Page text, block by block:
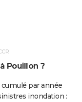
1 j Oui
Pouillon ?
cumulé par année
inondation :